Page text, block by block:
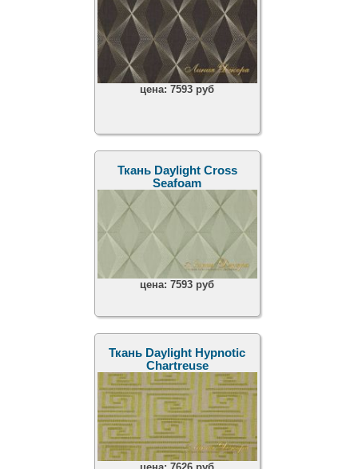
цена:7593 руб
Ткань Daylight Cross
Seafoam
цена:7593 руб
Ткань Daylight Hypnotic
Chartreuse